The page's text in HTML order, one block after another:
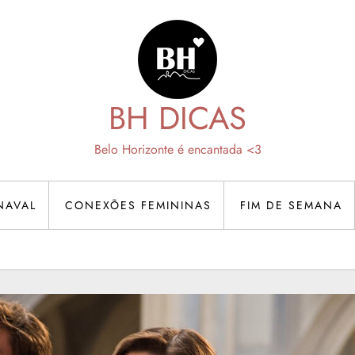
BH DICAS
Belo Horizonte é encantada <3
CONEXÕES FEMININAS FIM DE SEMANA